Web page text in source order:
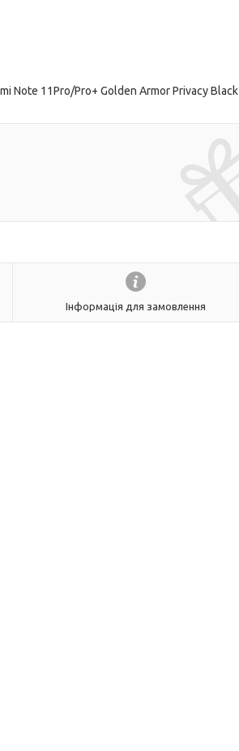
Note 11Pro/Pro+ Golden Armor Privacy Black
Інформація для замовлення